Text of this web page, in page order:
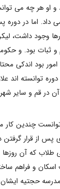
و او هر چه مى
داد. اما در دوره
وجود داشت،
ثبات بود. و
بود اندکى
توانسته اند
در قم و سایر
چندین کار
پس از قرار گرفتن
طلاب که آن
اسکان و فراهم